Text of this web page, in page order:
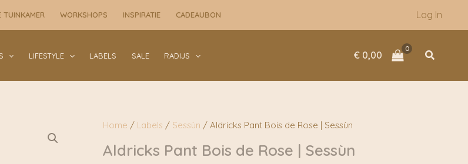
TUINKAMER WORKSHOPS INSPIRATIE CADEAUBON Log In
LIFESTYLE LABELS SALE RADIJS € 0,00 Zoeken
Home / Labels / Sessùn / Aldricks Pant Bois de Rose | Sessùn
Aldricks Pant Bois de Rose | Sessùn